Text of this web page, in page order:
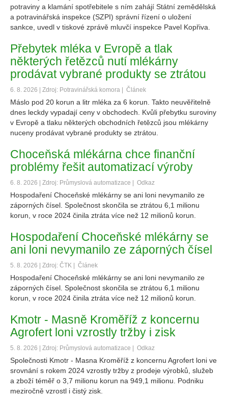
potraviny a klamání spotřebitele s ním zahájí Státní zemědělská
a potravinářská inspekce (SZPI) správní řízení o uložení
sankce, uvedl v tiskové zprávě mluvčí inspekce Pavel Kopřiva.
Přebytek mléka v Evropě a tlak
některých řetězců nutí mlékárny
prodávat vybrané produkty se ztrátou
6. 8. 2026 | Zdroj: Potravinářská komora | Článek
Máslo pod 20 korun a litr mléka za 6 korun. Takto neuvěřitelně
dnes leckdy vypadají ceny v obchodech. Kvůli přebytku suroviny
v Evropě a tlaku některých obchodních řetězců jsou mlékárny
nuceny prodávat vybrané produkty se ztrátou.
Choceňská mlékárna chce finanční
problémy řešit automatizací výroby
6. 8. 2026 | Zdroj: Průmyslová automatizace | Odkaz
Hospodaření Choceňské mlékárny se ani loni nevymanilo ze
záporných čísel. Společnost skončila se ztrátou 6,1 milionu
korun, v roce 2024 činila ztráta více než 12 milionů korun.
Hospodaření Choceňské mlékárny se
ani loni nevymanilo ze záporných čísel
5. 8. 2026 | Zdroj: ČTK | Článek
Hospodaření Choceňské mlékárny se ani loni nevymanilo ze
záporných čísel. Společnost skončila se ztrátou 6,1 milionu
korun, v roce 2024 činila ztráta více než 12 milionů korun.
Kmotr - Masně Kroměříž z koncernu
Agrofert loni vzrostly tržby i zisk
5. 8. 2026 | Zdroj: Průmyslová automatizace | Odkaz
Společnosti Kmotr - Masna Kroměříž z koncernu Agrofert loni ve
srovnání s rokem 2024 vzrostly tržby z prodeje výrobků, služeb
a zboží téměř o 3,7 milionu korun na 949,1 milionu. Podniku
meziročně vzrostl i čistý zisk.